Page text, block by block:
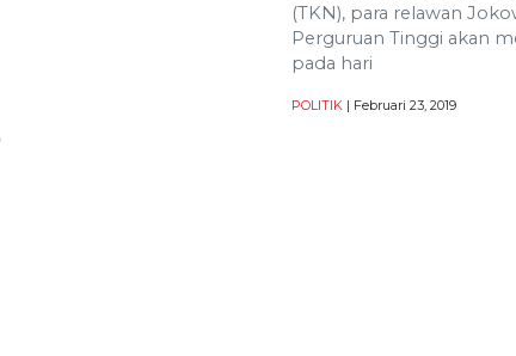
(TKN), para relawan
Perguruan Tinggi akan
pada hari
POLITIK | Februari 23, 2019